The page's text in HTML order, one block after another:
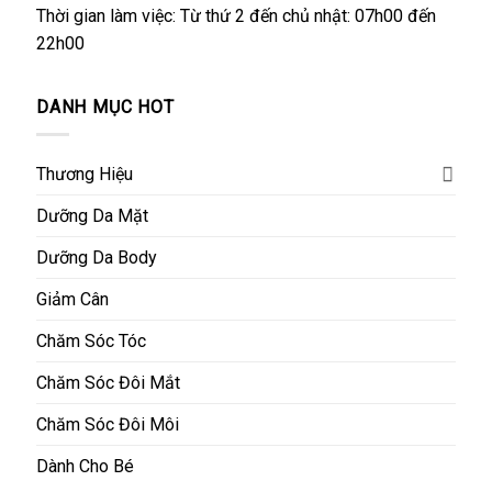
Thời gian làm việc: Từ thứ 2 đến chủ nhật: 07h00 đến
22h00
DANH MỤC HOT
Thương Hiệu
Dưỡng Da Mặt
Dưỡng Da Body
Giảm Cân
Chăm Sóc Tóc
Chăm Sóc Đôi Mắt
Chăm Sóc Đôi Môi
Dành Cho Bé